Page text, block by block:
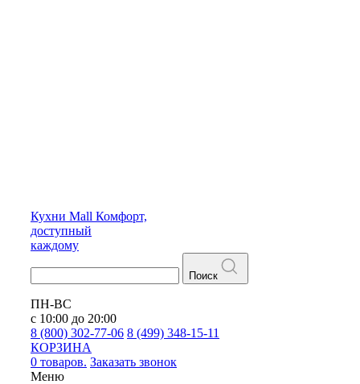
Кухни Mall Комфорт,
доступный
каждому
Поиск
ПН-ВС
с 10:00 до 20:00
8 (800) 302-77-06 8 (499) 348-15-11
КОРЗИНА
0 товаров. Заказать звонок
Меню